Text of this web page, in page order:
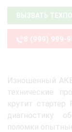
ВЫЗВАТЬ
8 (999) 999-
Изношенный
технические
крутит
диагностику
поломки